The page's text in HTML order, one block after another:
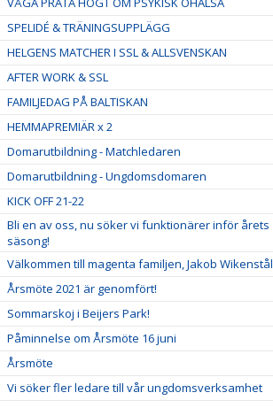
SPELIDÉ & TRÄNINGSUPPLÄGG
HELGENS MATCHER I SSL & ALLSVENSKAN
AFTER WORK & SSL
FAMILJEDAG PÅ BALTISKAN
HEMMAPREMIÄR x 2
Domarutbildning - Matchledaren
Domarutbildning - Ungdomsdomaren
KICK OFF 21-22
Bli en av oss, nu söker vi funktionärer inför årets
säsong!
Välkommen till magenta familjen, Jakob Wikenstål
Årsmöte 2021 är genomfört!
Sommarskoj i Beijers Park!
Påminnelse om Årsmöte 16 juni
Årsmöte
Vi söker fler ledare till vår ungdomsverksamhet